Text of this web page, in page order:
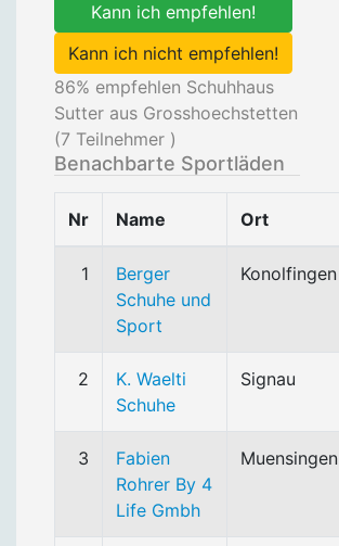
Kann ich empfehlen!
Kann ich nicht empfehlen!
86% empfehlen Schuhhaus
Sutter aus Grosshoechstetten
(7 Teilnehmer )
Benachbarte Sportläden
Nr Name Ort
1
Berger
Schuhe und
Sport
Konolfingen
2
K. Waelti
Schuhe
Signau
3
Fabien
Rohrer By 4
Life Gmbh
Muensingen